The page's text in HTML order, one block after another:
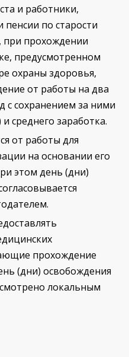
и работники,
по старости
при прохождении
предусмотренном
охраны здоровья,
от работы на два
с сохранением за ними
среднего заработка.
от работы для
на основании его
этом день (дни)
прохождение
(дни) освобождения
локальным